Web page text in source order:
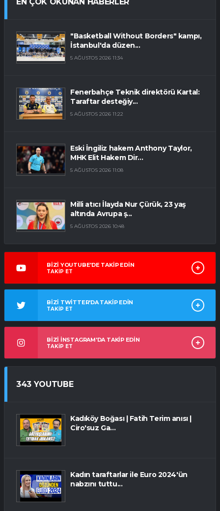
"Basketball Without Borders" kampı,
İstanbul'da düzen...
5 AĞUSTOS 2026 11:34
Fenerbahçe Teknik direktörü Kartal:
Taraftar desteğiy...
5 AĞUSTOS 2026 11:22
Eski İngiliz hakem Anthony Taylor,
MHK Elit Hakem Dir...
5 AĞUSTOS 2026 11:08
Milli atıcı İlayda Nur Çürük, 23 yaş
altında Avrupa ş...
5 AĞUSTOS 2026 10:48
BİZİ YOUTUBE'DE TAKİP EDİN
TAKİP ET
BİZİ TWİTTER'DA TAKİP EDİN
TAKİP ET
BİZİ İNSTAGRAM'DA TAKİP EDİN
TAKİP ET
343 YOUTUBE
Kadıköy Boğası | Fatih Terim anısı |
Ciro'suz Ga...
Kadın taraftarlar ile Euro 2024'ün
nabzını tuttu...